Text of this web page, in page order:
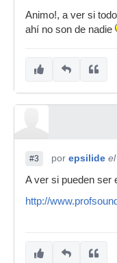
Animo!, a ver si
ahí no son de nadie
#3 por epsilide
A ver si pueden ser
http://